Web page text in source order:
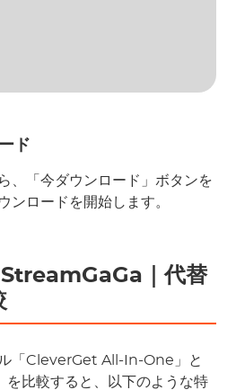
ド
、「今ダウンロード」ボタンを
ンロードを開始します。
｜代替
「CleverGet All-In-One」と
を比較すると、以下のような特